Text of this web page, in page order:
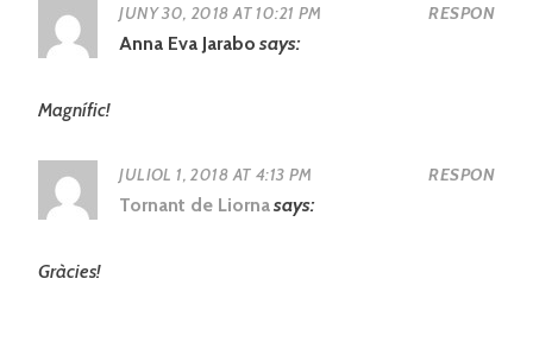
JUNY 30, 2018 AT 10:21 PM RESPON
Anna Eva Jarabo says:
Magnífic!
JULIOL 1, 2018 AT 4:13 PM RESPON
Tornant de Liornasays:
Gràcies!